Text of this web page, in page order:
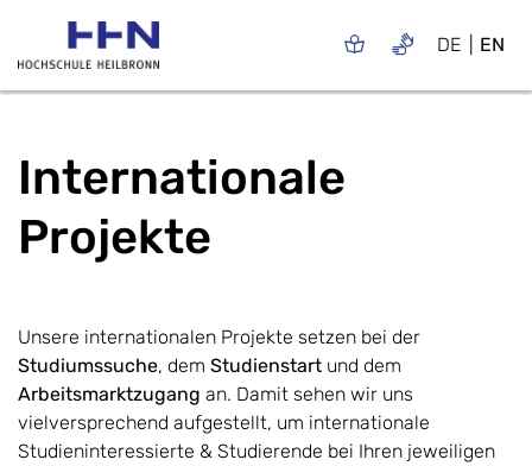
DE EN
Internationale
Projekte
Unsere internationalen Projekte setzen bei der
Studiumssuche, dem Studienstart und dem
Arbeitsmarktzugang an. Damit sehen wir uns
vielversprechend aufgestellt, um internationale
Studieninteressierte & Studierende bei Ihren jeweiligen